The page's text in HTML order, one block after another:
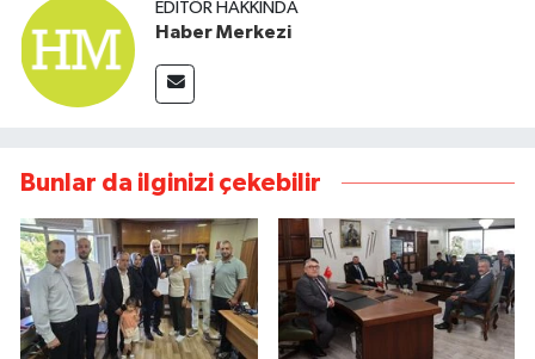
EDITÖR HAKKINDA
Haber Merkezi
Bunlar da ilginizi çekebilir